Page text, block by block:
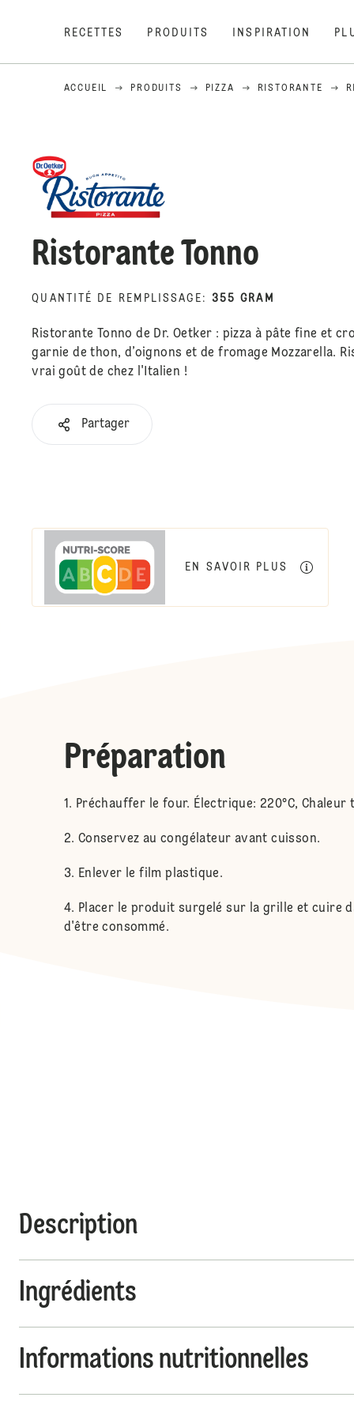
RECETTES PRODUITS INSPIRATION
ACCUEIL PRODUITS PIZZA RISTORANTE
Ristorante Tonno
QUANTITÉ DE REMPLISSAGE : 355 GRAM
Ristorante Tonno de Dr. Oetker : pizza à pâte fine et
garnie de thon, d’oignons et de fromage Mozzarella.
vrai goût de chez l'Italien !
Partager
EN SAVOIR PLUS
Préparation
Préchauffer le four. Électrique: 220°C, Chaleur
Conservez au congélateur avant cuisson.
Enlever le film plastique.
Placer le produit surgelé sur la grille et cuire
d'être consommé.
Description
Ingrédients
Informations nutritionnelles